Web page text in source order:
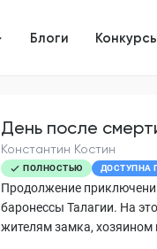
Блоги
День после
Константин Костин
ПОЛНОСТЬЮ ДОСТУПНА
Продолжение
баронессы Талагии. На
жителям замка, хозяином